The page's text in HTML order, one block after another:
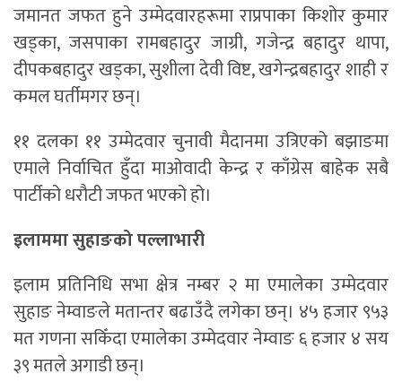
जमानत जफत हुने उम्मेदवारहरूमा राप्रपाका किशोर कुमार
खड्का, जसपाका रामबहादुर जाग्री, गजेन्द्र बहादुर थापा,
दीपकबहादुर खड्का, सुशीला देवी विष्ट, खगेन्द्रबहादुर शाही र
कमल घर्तीमगर छन्।
११ दलका ११ उम्मेदवार चुनावी मैदानमा उत्रिएको बझाङमा
एमाले निर्वाचित हुँदा माओवादी केन्द्र र काँग्रेस बाहेक सबै
पार्टीको धरौटी जफत भएको हो।
इलाममा सुहाङको पल्लाभारी
इलाम प्रतिनिधि सभा क्षेत्र नम्बर २ मा एमालेका उम्मेदवार
सुहाङ नेम्वाङले मतान्तर बढाउँदै लगेका छन्। ४५ हजार ९५३
मत गणना सकिँदा एमालेका उम्मेदवार नेम्वाङ ६ हजार ४ सय
३९ मतले अगाडी छन्।